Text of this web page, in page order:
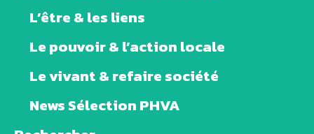
L’être & les liens
Le pouvoir & l’action locale
Le vivant & refaire société
News Sélection PHVA